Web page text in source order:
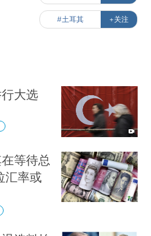
#土耳其 +关注
大选
等待总
汇率或